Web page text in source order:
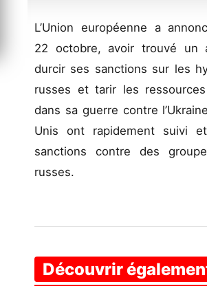
L’Union européenne a
22 octobre, avoir trouvé un
durcir ses sanctions sur les
russes et tarir les
dans sa guerre contre
Unis ont rapidement suivi
sanctions contre des
russes.
Découvrir